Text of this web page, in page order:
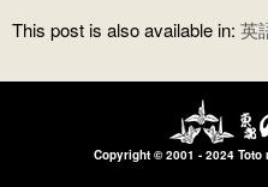
This post is also available in: 英
Copyright © 2001 - 2024